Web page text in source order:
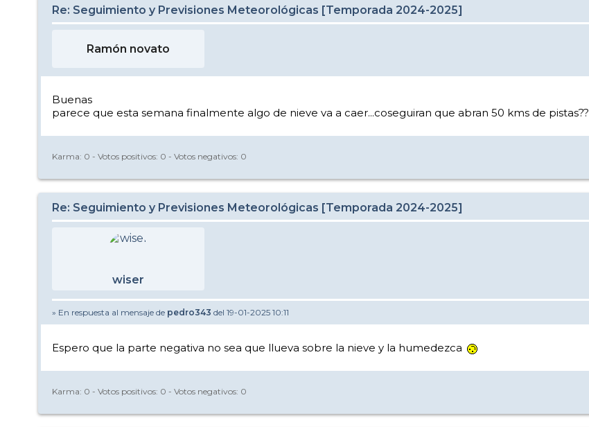
Re: Seguimiento y Previsiones Meteorológicas [Temporada 2024-2025]
Ramón novato
Buenas
parece que esta semana finalmente algo de nieve va a caer...coseguiran que abran 50 kms de pistas??
Karma: 0 - Votos positivos: 0 - Votos negativos: 0
Re: Seguimiento y Previsiones Meteorológicas [Temporada 2024-2025]
wiser
» En respuesta al mensaje de pedro343 del 19-01-2025 10:11
Espero que la parte negativa no sea que llueva sobre la nieve y la humedezca
Karma: 0 - Votos positivos: 0 - Votos negativos: 0